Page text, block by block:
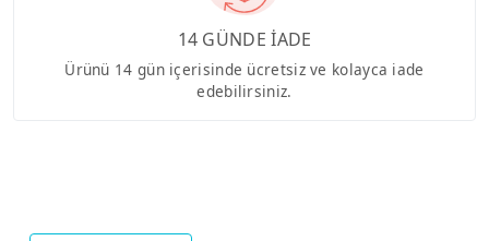
14 GÜNDE İADE
Ürünü 14 gün içerisinde ücretsiz ve kolayca iade
edebilirsiniz.